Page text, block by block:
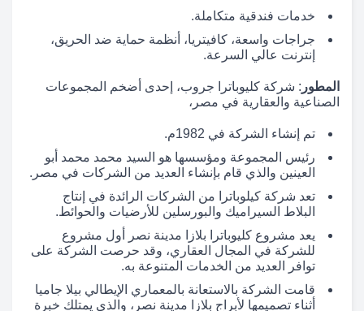
خدمات فندقية متكاملة.
جراجات واسعة، كافيتريا، أنظمة حماية ضد الحريق،
إنترنت عالي السرعة.
المطور : شركة كليوباترا جروب، إحدى أضخم المجموعات
الصناعية والعقارية في مصر،
تم إنشاء الشركة في 1982م.
رئيس المجموعة ومؤسسها هو السيد محمد محمد أبو
العينين والذي قام بإنشاء العديد من الشركات في مصر.
تعد شركة كيلوباترا من الشركات الرائدة في إنتاج
البلاط السيراميك والبورسلين للأرضيات والحوائط.
يعد مشروع كليوباترا بلازا مدينة نصر أول مشروع
للشركة في المجال العقاري، وقد حرصت الشركة على
توافر العديد من الخدمات المتنوعة به.
قامت الشركة بالاستعانة بالمعماري الإيطالي بيلا جاميا
أثناء تصميمها لأبراج بلازا مدينة نصر، والذي يمتلك خبرة